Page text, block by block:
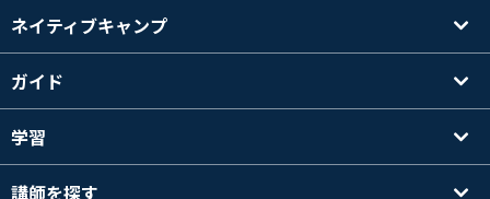
ネイティブキャンプ
ガイド
学習
講師を探す